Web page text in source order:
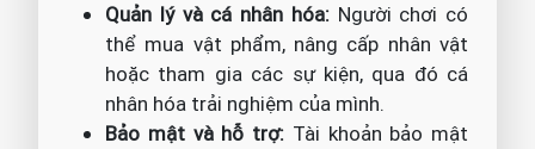
Quản lý và cá nhân hóa: Người chơi có
thể mua vật phẩm, nâng cấp nhân vật
hoặc tham gia các sự kiện, qua đó cá
nhân hóa trải nghiệm của mình.
Bảo mật và hỗ trợ: Tài khoản bảo mật